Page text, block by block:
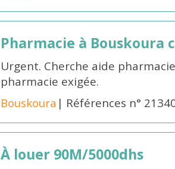
Pharmacie à Bouskoura
Urgent. Cherche aide
pharmacie exigée.
Bouskoura | Références n°
À louer 90M/5000dhs